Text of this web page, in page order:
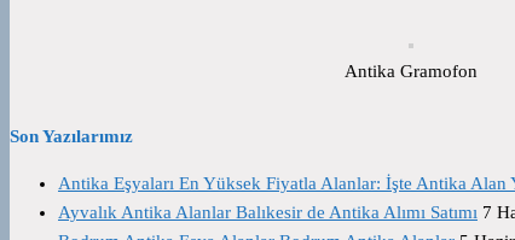
Antika Gramofon
Son Yazılarımız
Antika Eşyaları En Yüksek Fiyatla Alanlar: İşte Antika Alan
Ayvalık Antika Alanlar Balıkesir de Antika Alımı Satımı 7